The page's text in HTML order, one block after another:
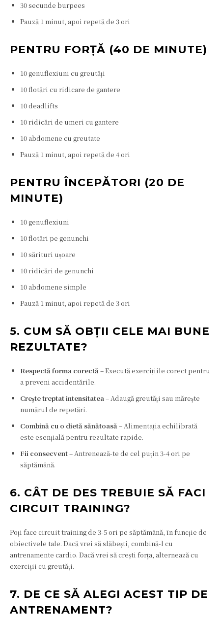
30 secunde burpees
Pauză 1 minut, apoi repetă de 3 ori
PENTRU FORȚĂ (40 DE MINUTE)
10 genuflexiuni cu greutăți
10 flotări cu ridicare de gantere
10 deadlifts
10 ridicări de umeri cu gantere
10 abdomene cu greutate
Pauză 1 minut, apoi repetă de 4 ori
PENTRU ÎNCEPĂTORI (20 DE
MINUTE)
10 genuflexiuni
10 flotări pe genunchi
10 sărituri ușoare
10 ridicări de genunchi
10 abdomene simple
Pauză 1 minut, apoi repetă de 3 ori
5. CUM SĂ OBȚII CELE MAI BUNE
REZULTATE?
Respectă forma corectă – Execută exercițiile corect pentru
a preveni accidentările.
Crește treptat intensitatea – Adaugă greutăți sau mărește
numărul de repetări.
Combină cu o dietă sănătoasă – Alimentația echilibrată
este esențială pentru rezultate rapide.
Fii consecvent– Antrenează-te de cel puțin 3-4 ori pe
săptămână.
6. CÂT DE DES TREBUIE SĂ FACI
CIRCUIT TRAINING?
Poți face circuit training de 3-5 ori pe săptămână, în funcție de
obiectivele tale. Dacă vrei să slăbești, combină-l cu
antrenamente cardio. Dacă vrei să crești forța, alternează cu
exerciții cu greutăți.
7. DE CE SĂ ALEGI ACEST TIP DE
ANTRENAMENT?